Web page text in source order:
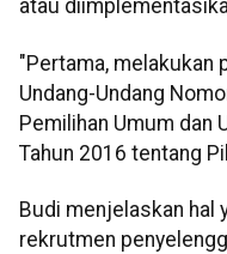
atau
"Pertama, melakukan
Undang-Undang
Pemilihan Umum dan
Tahun 2016 tentang
Budi menjelaskan hal
rekrutmen